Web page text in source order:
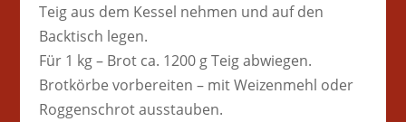
Teig aus dem Kessel nehmen und auf den
Backtisch legen.
Für 1 kg – Brot ca. 1200 g Teig abwiegen.
Brotkörbe vorbereiten – mit Weizenmehl oder
Roggenschrot ausstauben.